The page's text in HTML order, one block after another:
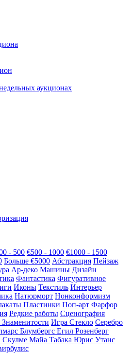
аукционах
- 500 €500 - 1000 €1000 - 1500
Больше €5000 Абстракция Пейзаж
Ар-деко Машины Дизайн
Фантастика Фигуративное
Иконы Текстиль Интерьер
Натюрморт Нонконформизм
Пластинки Поп-арт Фарфор
Редкие работы Сценография
Знаменитости Игра Cтекло Серебро
Блумбергс Егил Розенберг
Майа Табака Юрис Утанс